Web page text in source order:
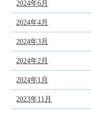
2024年6月
2024年4月
2024年3月
2024年2月
2024年1月
2023年11月